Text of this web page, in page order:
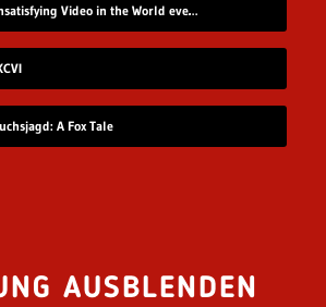
The Most Unsatisfying Video in the World ever made – part 2
A Fox Tale
AUSBLENDEN